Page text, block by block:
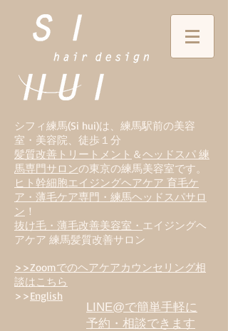
シフィ練馬(Si hui)は、 練馬駅前の美容
室・美容院、徒歩１分
髪質改善トリートメント ＆ヘッドスパ 練
馬専門サロンの東京の練馬美容室です。
ヒト幹細胞エイジングヘアケア 育毛ケ
ア・薄毛ケア専門・練馬ヘッドスパサロ
ン ！
抜け毛・薄毛改善美容室・ エイジングヘ
アケア 練馬髪質改善サロン
>>Zoomでのヘアケアカウンセリング相
談はこちら
>>English
LINE@で簡単手軽に
予約・相談できます